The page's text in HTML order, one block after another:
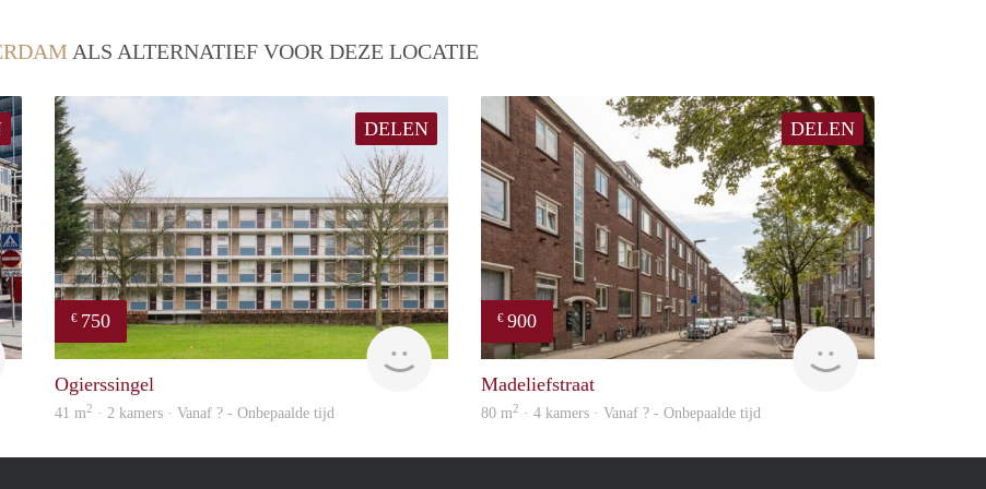
ALS ALTERNATIEF VOOR DEZE LOCATIE
finder
DELEN
€ 750
Woning
Ogierssingel
41 m2 · 2 kamers · Vanaf ? - Onbepaalde tijd
DELEN
€ 900
finder
Madeliefstraat
80 m2 · 4 kamers · Vanaf ? - Onbepaalde tijd